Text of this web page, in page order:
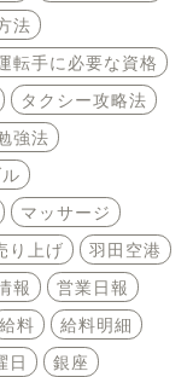
法
転手に必要な資格
タクシー攻略法
強法
マッサージ
り上げ
羽田空港
報
営業日報
給料
給料明細
日
銀座